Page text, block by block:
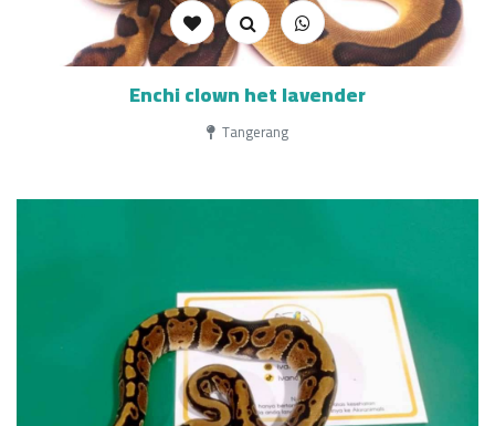
Enchi clown het lavender
Tangerang